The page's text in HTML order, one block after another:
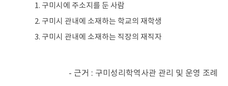
1. 구미시에 주소지를 둔 사람
2. 구미시 관내에 소재하는 학교의 재학생
3. 구미시 관내에 소재하는 직장의 재직자
- 근거 : 구미성리학역사관 관리 및 운영 조례